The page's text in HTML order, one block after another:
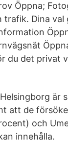
Öppna;
trafik. Dina
du det privat
är
att de
och
innehålla.